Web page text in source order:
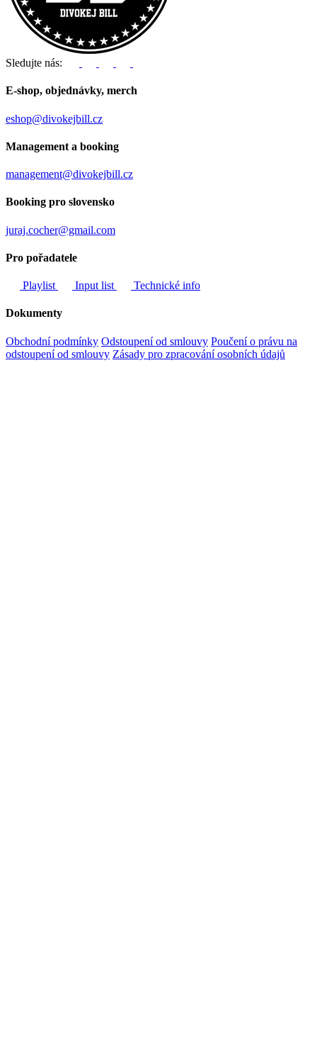
Sledujte nás:
E-shop, objednávky, merch
eshop@divokejbill.cz
Management a booking
management@divokejbill.cz
Booking pro slovensko
juraj.cocher@gmail.com
Pro pořadatele
Playlist Input list Technické info
Dokumenty
Obchodní podmínky Odstoupení od smlouvy Poučení o právu na
odstoupení od smlouvy Zásady pro zpracování osobních údajů